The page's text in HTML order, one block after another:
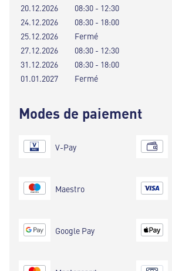
20.12.2026
08:30 - 12:30
24.12.2026
08:30 - 18:00
25.12.2026
Fermé
27.12.2026
08:30 - 12:30
31.12.2026
08:30 - 18:00
01.01.2027
Fermé
Modes de paiement
V-Pay
Maestro
Google Pay